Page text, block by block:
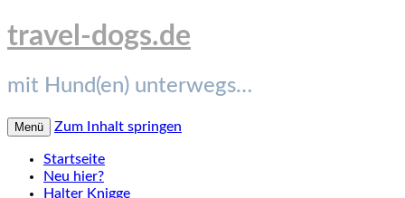
travel-dogs.de
mit Hund(en) unterwegs…
Menü Zum Inhalt springen
Startseite
Neu hier?
Halter Knigge